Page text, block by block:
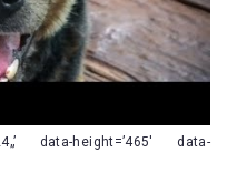
data-height=’465′ data-